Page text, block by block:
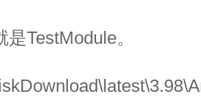
TestModule。